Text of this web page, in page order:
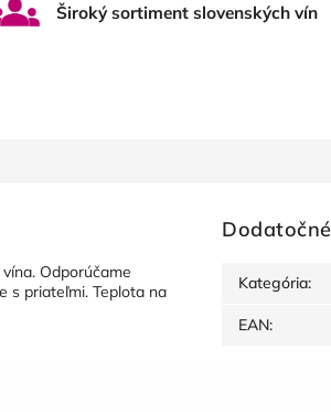
Široký sortiment slovenských vín
Odporúčame
s priateľmi. Teplota na
Kategória:
EAN: